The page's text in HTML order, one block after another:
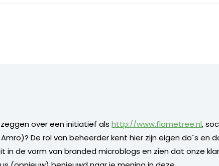
zeggen over een initiatief alshttp://www.flametree.nl,
De rol van beheerder kent hier zijn eigen do´s en
in de vorm van branded microblogs en zien dat onze